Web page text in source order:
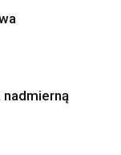
nadmierną